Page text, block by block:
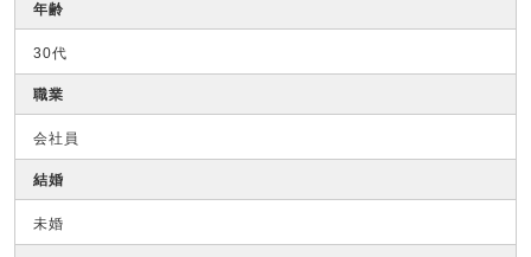
年齢
30代
職業
会社員
結婚
未婚